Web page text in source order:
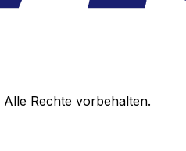
Alle Rechte vorbehalten.